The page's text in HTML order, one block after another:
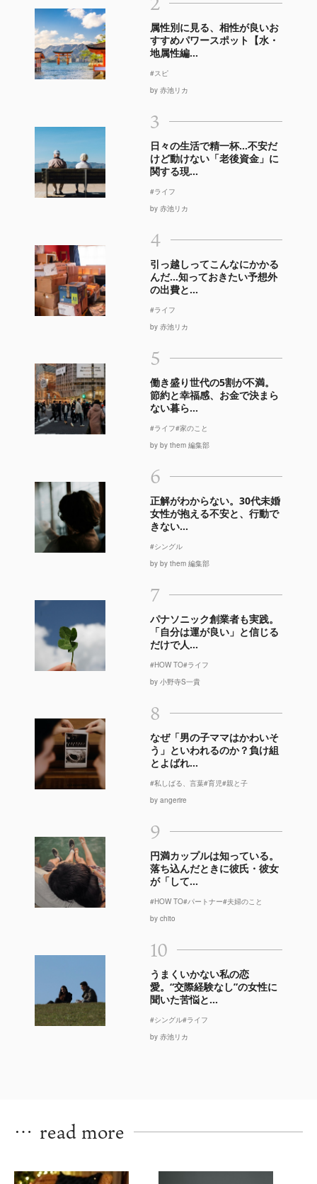
属性別に見る、相性が良いお
すすめパワースポット【水・
地属性編...
#スピ
by 赤池リカ
3
日々の生活で精一杯…不安だ
けど動けない「老後資金」に
関する現...
#ライフ
by 赤池リカ
4
引っ越しってこんなにかかる
んだ…知っておきたい予想外
の出費と...
#ライフ
by 赤池リカ
5
働き盛り世代の5割が不満。
節約と幸福感、お金で決まら
ない暮ら...
#ライフ#家のこと
by by them 編集部
6
正解がわからない。30代未婚
女性が抱える不安と、行動で
きない...
#シングル
by by them 編集部
7
パナソニック創業者も実践。
「自分は運が良い」と信じる
だけで人...
#HOW TO#ライフ
by 小野寺S一貴
8
なぜ「男の子ママはかわいそ
う」といわれるのか？負け組
とよばれ...
#私しばる、言葉#育児#親と子
by angerire
9
円満カップルは知っている。
落ち込んだときに彼氏・彼女
が「して...
#HOW TO#パートナー#夫婦のこと
by chito
10
うまくいかない私の恋
愛。“交際経験なし”の女性に
聞いた苦悩と...
#シングル#ライフ
by 赤池リカ
… read more